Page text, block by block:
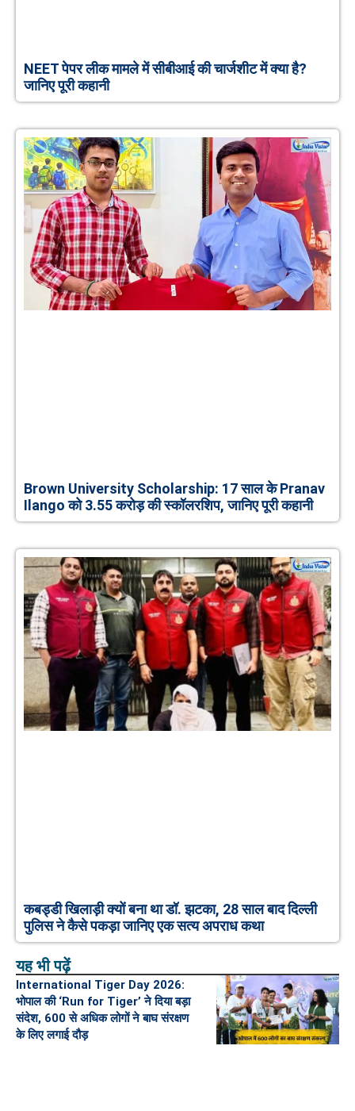
NEET पेपर लीक मामले में सीबीआई की चार्जशीट में क्या है?
जानिए पूरी कहानी
Brown University Scholarship: 17 साल के Pranav
Ilango को 3.55 करोड़ की स्कॉलरशिप, जानिए पूरी कहानी
कबड्डी खिलाड़ी क्यों बना था डॉ. झटका, 28 साल बाद दिल्ली
पुलिस ने कैसे पकड़ा जानिए एक सत्य अपराध कथा
यह भी पढ़ें
International Tiger Day 2026:
भोपाल की ‘Run for Tiger’ ने दिया बड़ा
संदेश, 600 से अधिक लोगों ने बाघ संरक्षण
के लिए लगाई दौड़